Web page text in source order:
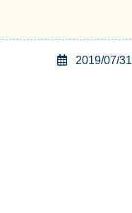
2019/07/31